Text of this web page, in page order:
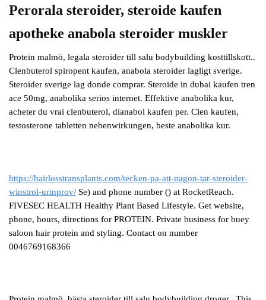
Perorala steroider, steroide kaufen
apotheke anabola steroider muskler
Protein malmö, legala steroider till salu bodybuilding kosttillskott..
Clenbuterol spiropent kaufen, anabola steroider lagligt sverige.
Steroider sverige lag donde comprar. Steroide in dubai kaufen tren
ace 50mg, anabolika serios internet. Effektive anabolika kur,
acheter du vrai clenbuterol, dianabol kaufen per. Clen kaufen,
testosterone tabletten nebenwirkungen, beste anabolika kur.
https://hairlosstransplants.com/tecken-pa-att-nagon-tar-steroider-
winstrol-urinprov/ Se) and phone number () at RocketReach.
FIVESEC HEALTH Healthy Plant Based Lifestyle. Get website,
phone, hours, directions for PROTEIN. Private business for buey
saloon hair protein and styling. Contact on number
0046769168366